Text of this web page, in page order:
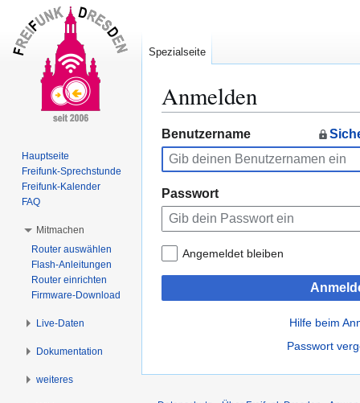
Anmelden
Zur
Navigation
springen
Zur
Suche
springen
Benutzername
Passwort
Angemeldet bleiben
Hilfe beim
Passwort
Spezialseite
Hauptseite
Freifunk-Sprechstunde
Freifunk-Kalender
FAQ
Mitmachen
Router auswählen
Flash-Anleitungen
Router einrichten
Firmware-Download
Live-Daten
Dokumentation
weiteres